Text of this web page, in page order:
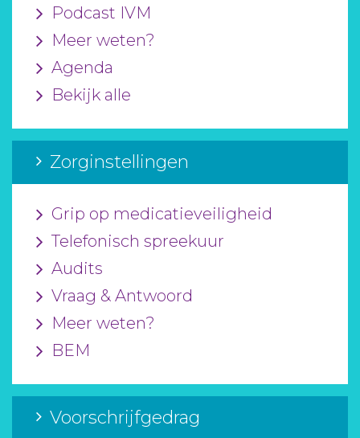
Podcast IVM
Meer weten?
Agenda
Bekijk alle
Zorginstellingen
Grip op medicatieveiligheid
Telefonisch spreekuur
Audits
Vraag & Antwoord
Meer weten?
BEM
Voorschrijfgedrag